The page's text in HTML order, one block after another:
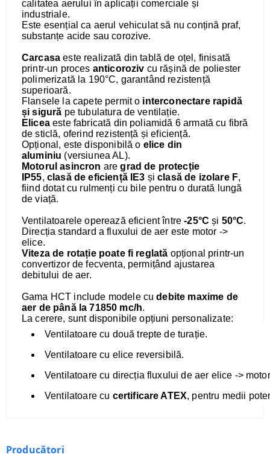
calitatea aerului în aplicații comerciale și
industriale.
Este esențial ca aerul vehiculat să nu conțină praf,
substanțe acide sau corozive.
Carcasa este realizată din tablă de oțel, finisată
printr-un proces anticoroziv cu rășină de poliester
polimerizată la 190°C, garantând rezistență
superioară.
Flansele la capete permit o interconectare rapidă
și sigură pe tubulatura de ventilație.
Eliceaeste fabricată din poliamidă 6 armată cu fibră
de sticlă, oferind rezistență și eficiență.
Opțional, este disponibilă o elice din
aluminiu (versiunea AL).
Motorul asincron aregrad de protecție
IP55, clasă de eficiență IE3 șiclasă de izolare F,
fiind dotat cu rulmenți cu bile pentru o durată lungă
de viață.
Ventilatoarele operează eficient între-25°Cși 50°C.
Direcția standard a fluxului de aer este motor ->
elice.
Viteza de rotație poate fi reglată opțional printr-un
convertizor de fecventa, permițând ajustarea
debitului de aer.
Gama HCT include modele cudebite maxime de
aer de până la 71850 mc/h.
La cerere, sunt disponibile opțiuni personalizate:
Ventilatoare cu două trepte de turație.
Ventilatoare cu elice reversibilă.
Ventilatoare cu direcția fluxului de aer elice ->
Ventilatoare cu certificare ATEX, pentru medii
Producători